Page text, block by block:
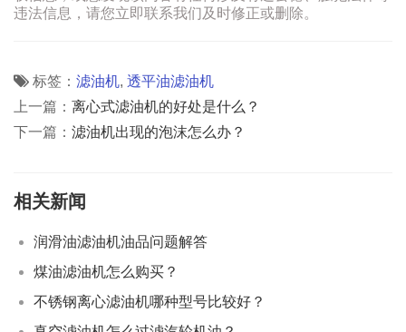
违法信息，请您立即联系我们及时修正或删除。
标签： 滤油机, 透平油滤油机
上一篇： 离心式滤油机的好处是什么？
下一篇： 滤油机出现的泡沫怎么办？
相关新闻
润滑油滤油机油品问题解答
煤油滤油机怎么购买？
不锈钢离心滤油机哪种型号比较好？